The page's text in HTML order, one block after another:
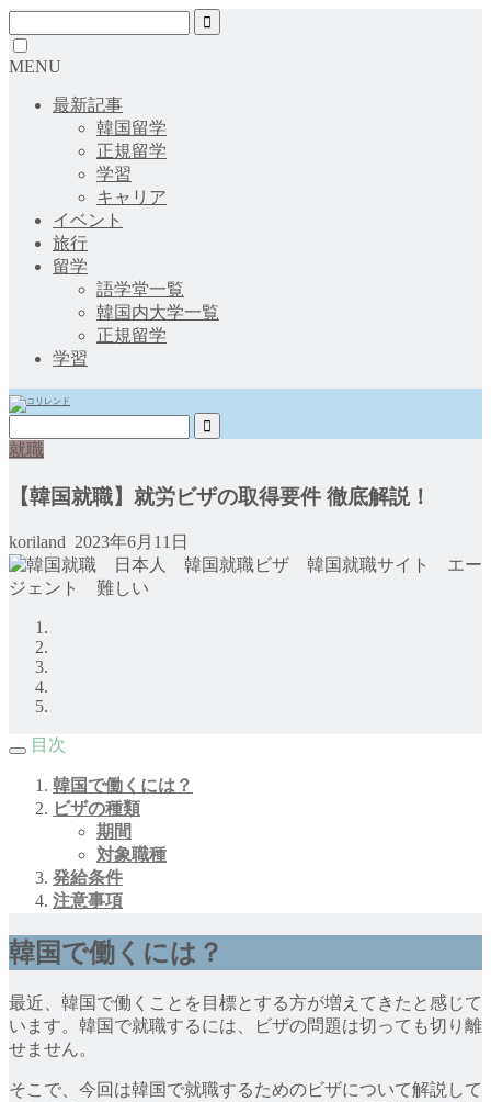
MENU
最新記事
韓国留学
正規留学
学習
キャリア
イベント
旅行
留学
語学堂一覧
韓国内大学一覧
正規留学
学習
就職
【韓国就職】就労ビザの取得要件 徹底解説！
koriland 2023年6月11日
目次
韓国で働くには？
ビザの種類
期間
対象職種
発給条件
注意事項
韓国で働くには？
最近、韓国で働くことを目標とする方が増えてきたと感じて
います。韓国で就職するには、ビザの問題は切っても切り離
せません。
そこで、今回は韓国で就職するためのビザについて解説して